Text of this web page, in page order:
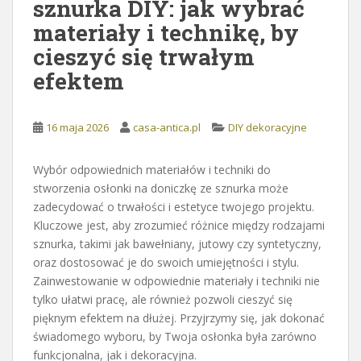
sznurka DIY: jak wybrać
materiały i technikę, by
cieszyć się trwałym
efektem
16 maja 2026 casa-antica.pl DIY dekoracyjne
Wybór odpowiednich materiałów i techniki do
stworzenia osłonki na doniczkę ze sznurka może
zadecydować o trwałości i estetyce twojego projektu.
Kluczowe jest, aby zrozumieć różnice między rodzajami
sznurka, takimi jak bawełniany, jutowy czy syntetyczny,
oraz dostosować je do swoich umiejętności i stylu.
Zainwestowanie w odpowiednie materiały i techniki nie
tylko ułatwi pracę, ale również pozwoli cieszyć się
pięknym efektem na dłużej. Przyjrzymy się, jak dokonać
świadomego wyboru, by Twoja osłonka była zarówno
funkcjonalna, jak i dekoracyjna.